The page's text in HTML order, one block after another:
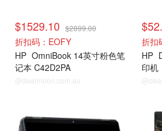
$1529.10 $2899.00
折扣码：EOFY
HP OmniBook 14英寸粉色笔
记本 C42D2PA
@dealmoon.com.au
折扣
HP
印机